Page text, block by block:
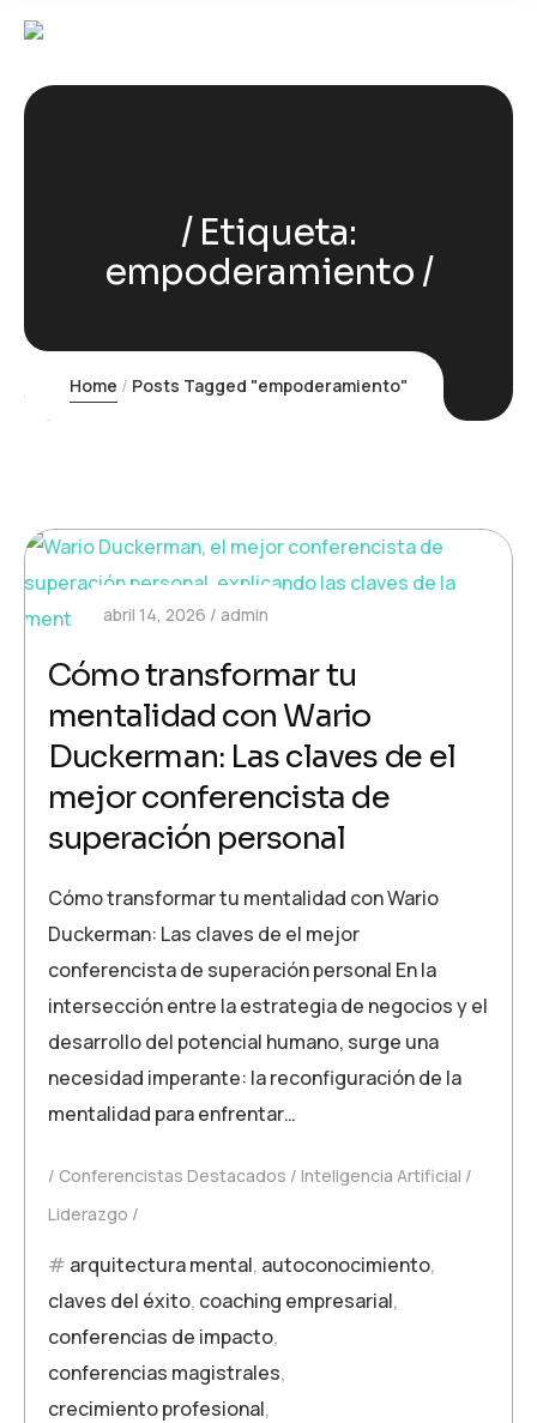
Etiqueta:
empoderamiento
Home Posts Tagged "empoderamiento"
abril 14, 2026 admin
Cómo transformar tu
mentalidad con Wario
Duckerman: Las claves de el
mejor conferencista de
superación personal
Cómo transformar tu mentalidad con Wario
Duckerman: Las claves de el mejor
conferencista de superación personal En la
intersección entre la estrategia de negocios y el
desarrollo del potencial humano, surge una
necesidad imperante: la reconfiguración de la
mentalidad para enfrentar…
Conferencistas Destacados
Inteligencia Artificial
Liderazgo
arquitectura mental, autoconocimiento,
claves del éxito, coaching empresarial,
conferencias de impacto,
conferencias magistrales,
crecimiento profesional,